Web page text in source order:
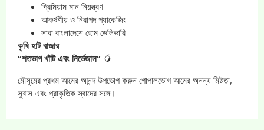
প্রিমিয়াম মান নিয়ন্ত্রণ
আকর্ষণীয় ও নিরাপদ প্যাকেজিং
সারা বাংলাদেশে হোম ডেলিভারি
কৃষি হাট বাজার
“শতভাগ খাঁটি এবং নির্ভেজাল” 🥭
মৌসুমের প্রথম আমের আনন্দ উপভোগ করুন গোপালভোগ আমের অনন্য মিষ্টতা,
সুবাস এবং প্রাকৃতিক স্বাদের সঙ্গে।